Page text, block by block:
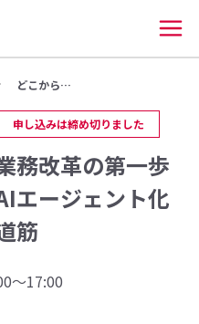
どこから始める？業務改革の第一...
申し込みは締め切りました
務改革の第一歩
エージェント化
筋
～17:00